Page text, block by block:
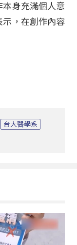
身充滿個人意
示，在創作內容
台大醫學系